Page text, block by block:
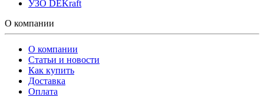
УЗО DEKraft
О компании
О компании
Статьи и новости
Как купить
Доставка
Оплата